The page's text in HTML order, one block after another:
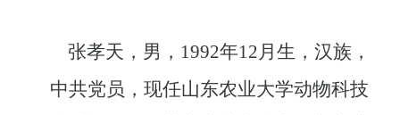
张孝天，男，1992年12月生，汉族，
中共党员，现任山东农业大学动物科技